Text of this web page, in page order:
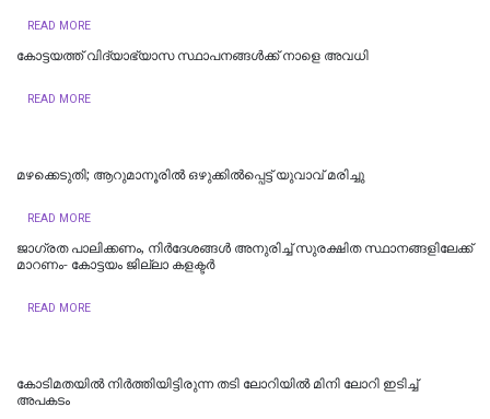
READ MORE
കോട്ടയത്ത് വിദ്യാഭ്യാസ സ്ഥാപനങ്ങൾക്ക് നാളെ അവധി
READ MORE
മഴക്കെടുതി; ആറുമാനൂരിൽ ഒഴുക്കില്‍പ്പെട്ട് യുവാവ് മരിച്ചു
READ MORE
ജാഗ്രത പാലിക്കണം, നിര്‍ദേശങ്ങള്‍ അനുരിച്ച് സുരക്ഷിത സ്ഥാനങ്ങളിലേക്ക്
മാറണം- കോട്ടയം ജില്ലാ കളക്ടര്‍
READ MORE
കോടിമതയിൽ നിർത്തിയിട്ടിരുന്ന തടി ലോറിയിൽ മിനി ലോറി ഇടിച്ച്
അപകടം